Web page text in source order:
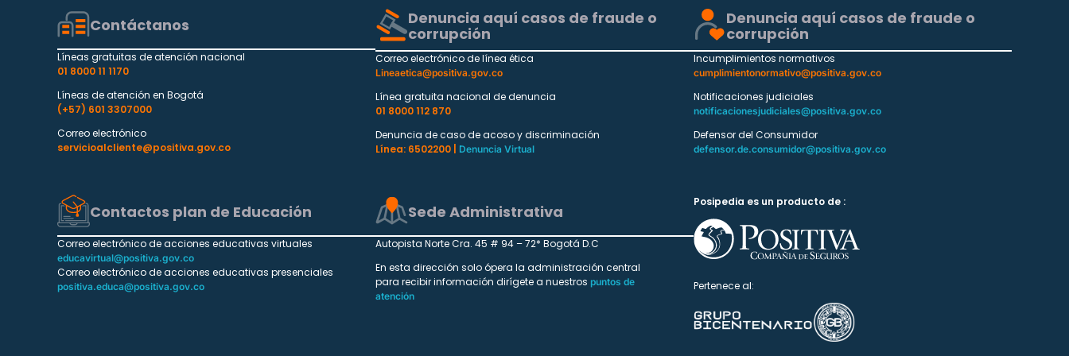
Contáctanos
Líneas gratuitas de atención nacional
01 8000 11 1170
Líneas de atención en Bogotá
(+57) 601 3307000
Correo electrónico
servicioalcliente@positiva.gov.co
Denuncia aquí casos de fraude o
corrupción
Correo electrónico de línea ética
Lineaetica@positiva.gov.co
Línea gratuita nacional de denuncia
01 8000 112 870
Denuncia de caso de acoso y discriminación
Línea: 6502200 |
Denuncia Virtual
Denuncia aquí casos de fraude o
corrupción
Incumplimientos normativos
cumplimientonormativo@positiva.gov.co
Notificaciones judiciales
notificacionesjudiciales@positiva.gov.co
Defensor del Consumidor
defensor.de.consumidor@positiva.gov.co
Contactos plan de Educación
Correo electrónico de acciones educativas virtuales
educavirtual@positiva.gov.co
Correo electrónico de acciones educativas presenciales
positiva.educa@positiva.gov.co
Sede Administrativa
Autopista Norte Cra. 45 # 94 – 72* Bogotá D.C
En esta dirección solo ópera la administración central
para recibir información dirígete a nuestros puntos de
atención
Posipedia es un producto de :
Pertenece al: